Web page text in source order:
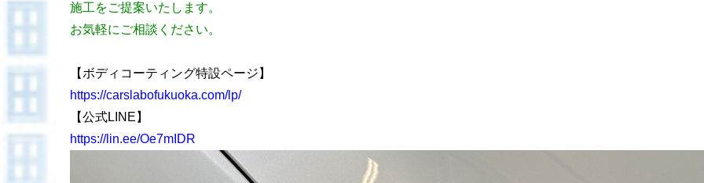
施工をご提案いたします。
お気軽にご相談ください。
【ボディコーティング特設ページ】
https://carslabofukuoka.com/lp/
【公式LINE】
https://lin.ee/Oe7mIDR